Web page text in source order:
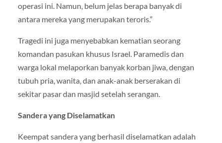
operasi ini. Namun, belum jelas berapa banyak di
antara mereka yang merupakan teroris.”
Tragedi ini juga menyebabkan kematian seorang
komandan pasukan khusus Israel. Paramedis dan
warga lokal melaporkan banyak korban jiwa, dengan
tubuh pria, wanita, dan anak-anak berserakan di
sekitar pasar dan masjid setelah serangan.
Sandera yang Diselamatkan
Keempat sandera yang berhasil diselamatkan adalah